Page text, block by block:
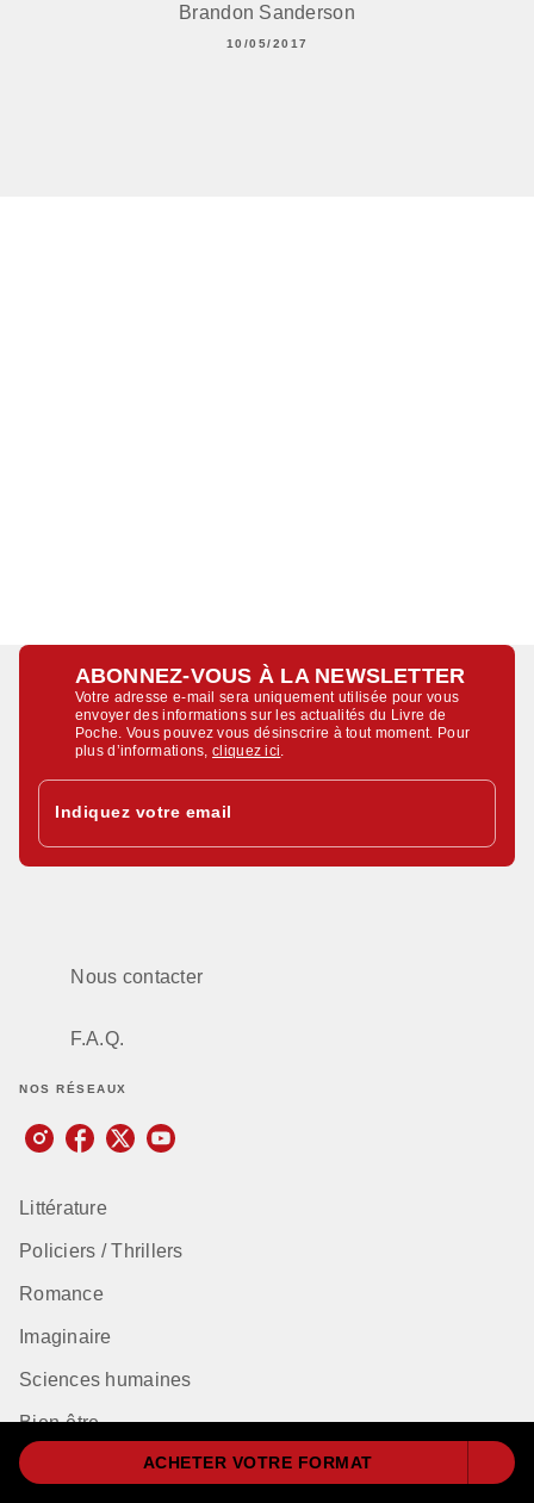
ACHETER VOTRE FORMAT
Brandon Sanderson
10/05/2017
ABONNEZ-VOUS À LA NEWSLETTER
Votre adresse e-mail sera uniquement utilisée pour vous
envoyer des informations sur les actualités du Livre de
Poche. Vous pouvez vous désinscrire à tout moment. Pour
plus d’informations,cliquez ici
Indiquez votre email
Nous contacter
F.A.Q.
NOS RÉSEAUX
Littérature
Policiers / Thrillers
Romance
Imaginaire
Sciences humaines
Bien-être
Classiques